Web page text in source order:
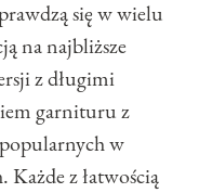
się w wielu
na najbliższe
z długimi
garnituru z
w
Każde z łatwością